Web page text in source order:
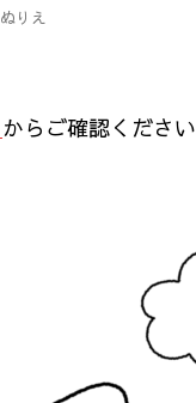
ぬりえ
からご確認ください